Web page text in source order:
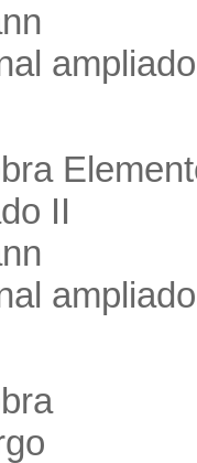
ampliado